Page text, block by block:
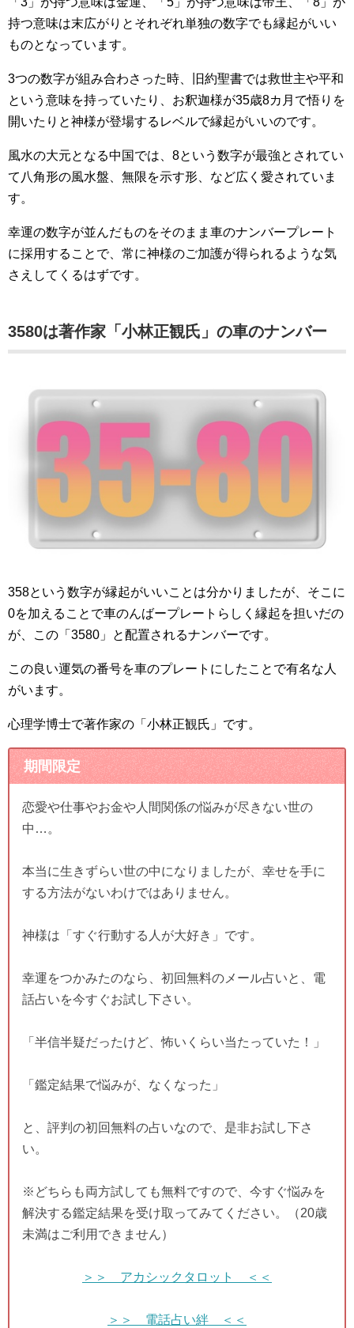
持つ意味は末広がりとそれぞれ単独の数字でも縁起がいい
ものとなっています。
3つの数字が組み合わさった時、旧約聖書では救世主や平和
という意味を持っていたり、お釈迦様が35歳8カ月で悟りを
開いたりと神様が登場するレベルで縁起がいいのです。
風水の大元となる中国では、8という数字が最強とされてい
て八角形の風水盤、無限を示す形、など広く愛されていま
す。
幸運の数字が並んだものをそのまま車のナンバープレート
に採用することで、常に神様のご加護が得られるような気
さえしてくるはずです。
3580は著作家「小林正観氏」の車のナンバー
358という数字が縁起がいいことは分かりましたが、そこに
0を加えることで車のんばープレートらしく縁起を担いだの
が、この「3580」と配置されるナンバーです。
この良い運気の番号を車のプレートにしたことで有名な人
がいます。
心理学博士で著作家の「小林正観氏」です。
期間限定
恋愛や仕事やお金や人間関係の悩みが尽きない世の
中…。
本当に生きずらい世の中になりましたが、幸せを手に
する方法がないわけではありません。
神様は「すぐ行動する人が大好き」です。
幸運をつかみたのなら、初回無料のメール占いと、電
話占いを今すぐお試し下さい。
「半信半疑だったけど、怖いくらい当たっていた！」
「鑑定結果で悩みが、なくなった」
と、評判の初回無料の占いなので、是非お試し下さ
い。
※どちらも両方試しても無料ですので、今すぐ悩みを
解決する鑑定結果を受け取ってみてください。（20歳
未満はご利用できません）
＞＞ アカシックタロット ＜＜
＞＞ 電話占い絆 ＜＜